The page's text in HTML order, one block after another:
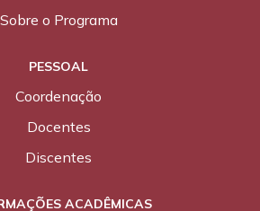
Sobre o Programa
PESSOAL
Coordenação
Docentes
Discentes
ACADÊMICAS